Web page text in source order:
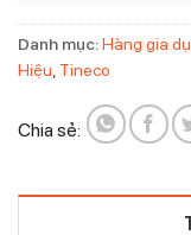
Danh mục:Hàng gia
Hiệu, Tineco
Chia sẻ: